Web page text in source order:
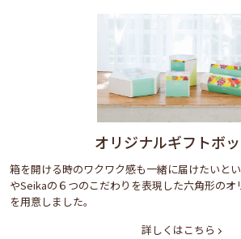
オリジナルギフトボ
箱を開ける時のワクワク感も一緒に届けたいと
やSeikaの６つのこだわりを表現した六角形のオ
を用意しました。
詳しくはこちら